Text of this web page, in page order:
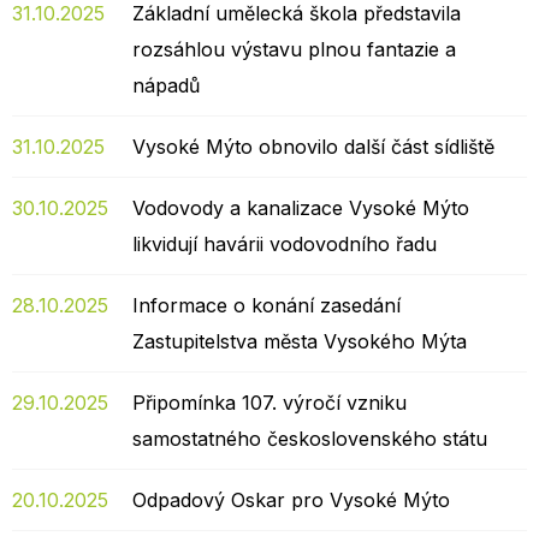
31.10.2025
Základní umělecká škola představila
rozsáhlou výstavu plnou fantazie a
nápadů
31.10.2025 Vysoké Mýto obnovilo další část sídliště
30.10.2025
Vodovody a kanalizace Vysoké Mýto
likvidují havárii vodovodního řadu
28.10.2025
Informace o konání zasedání
Zastupitelstva města Vysokého Mýta
29.10.2025
Připomínka 107. výročí vzniku
samostatného československého státu
20.10.2025 Odpadový Oskar pro Vysoké Mýto